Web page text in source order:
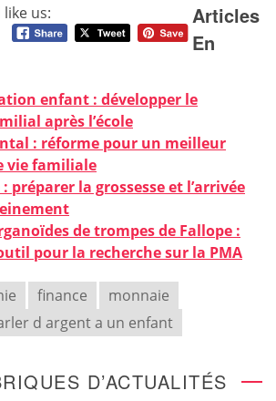
us:
Articles
En
enfant : développer le
après l’école
: réforme pour un meilleur
vie familiale
préparer la grossesse et l’arrivée
de trompes de Fallope :
pour la recherche sur la PMA
finance
monnaie
d argent a un enfant
D’ACTUALITÉS